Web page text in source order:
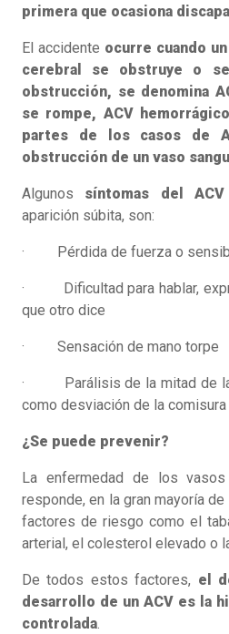
primera que ocasiona
El accidente ocurre cuando
cerebral se obstruye o
obstrucción, se denomina
se rompe, ACV
partes de los casos de
obstrucción de un vaso
Algunos síntomas del
aparición súbita, son:
· Pérdida de fuerza o
· Dificultad para hablar,
que otro dice
· Sensación de mano torpe
· Parálisis de la mitad de la
como desviación de la comisura
¿Se puede prevenir?
La enfermedad de los vasos
responde, en la gran mayoría
factores de riesgo como el
arterial, el colesterol elevado o
De todos estos factores, el
desarrollo de un ACV es la
controlada.